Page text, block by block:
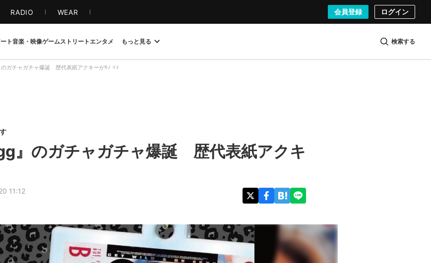
RADIO WEAR 会員登録 ログイン
ト音楽・映像ゲームストリート エンタメ もっと見る 検索する
ガチャガチャ爆誕 歴代表紙アクキーがﾔﾉヾｨ
』のガチャガチャ爆誕 歴代表紙アクキ
11:12